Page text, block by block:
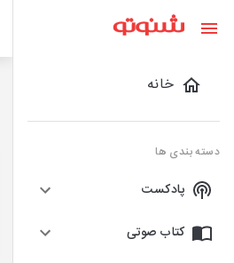
خانه
دسته بندی ها
پادکست
کتاب صوتی